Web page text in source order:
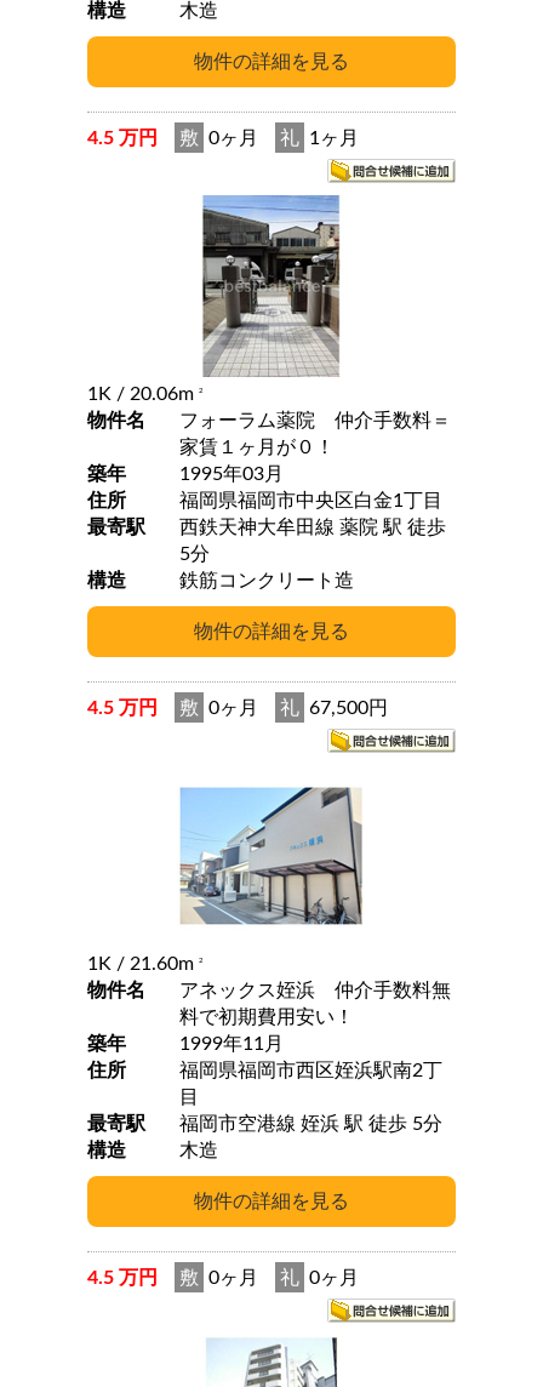
構造
木造
4.5 万円 敷 0ヶ月 礼 1ヶ月
1K / 20.06m 2
物件名
フォーラム薬院 仲介手数料＝
家賃１ヶ月が０！
築年
1995年03月
住所
福岡県福岡市中央区白金1丁目
最寄駅
西鉄天神大牟田線 薬院 駅 徒歩
5分
構造
鉄筋コンクリート造
4.5 万円 敷 0ヶ月 礼 67,500円
1K / 21.60m 2
物件名
アネックス姪浜 仲介手数料無
料で初期費用安い！
築年
1999年11月
住所
福岡県福岡市西区姪浜駅南2丁
目
最寄駅
福岡市空港線 姪浜 駅 徒歩 5分
構造
木造
4.5 万円 敷 0ヶ月 礼 0ヶ月